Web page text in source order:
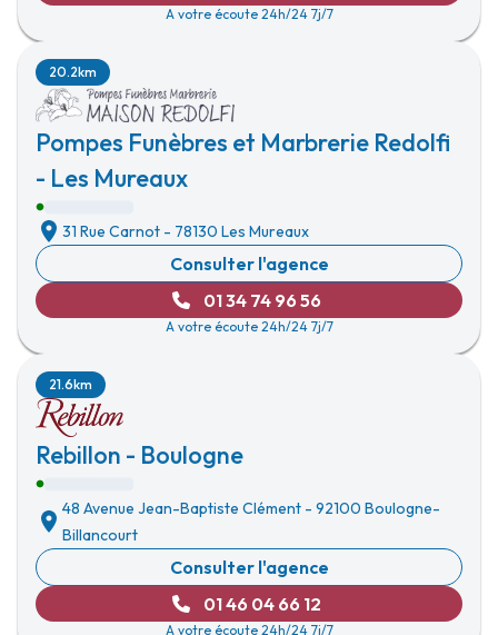
A votre écoute 24h/24 7j/7
Pompes Funèbres et Marbrerie Redolfi
- Les Mureaux
20.2km
31 Rue Carnot - 78130 Les Mureaux
Consulter l'agence
01 34 74 96 56
A votre écoute 24h/24 7j/7
Rebillon - Boulogne
21.6km
48 Avenue Jean-Baptiste Clément - 92100 Boulogne-
Billancourt
Consulter l'agence
01 46 04 66 12
A votre écoute 24h/24 7j/7